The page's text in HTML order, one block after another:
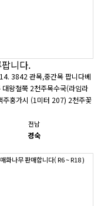
니다.
3842 관목,중간목 팝니다베
대왕철쭉 2천주목수국(라임라
주홍가시 (1미터 207) 2천주꽃
전남
경숙